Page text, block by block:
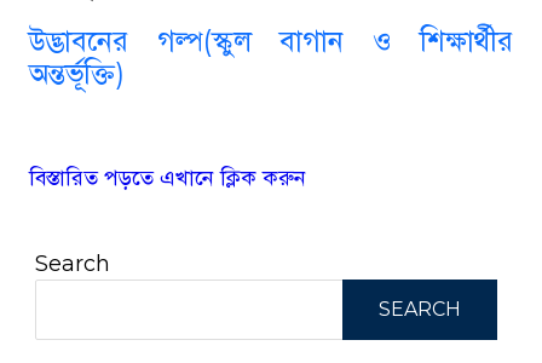
উদ্ভাবনের গল্প(স্কুল বাগান ও শিক্ষার্থীর
অন্তর্ভূক্তি)
বিস্তারিত পড়তে এখানে ক্লিক করুন
Search
SEARCH